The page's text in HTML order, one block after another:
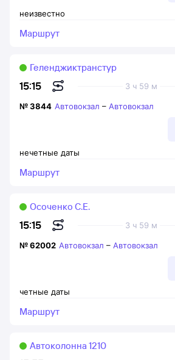
неизвестно
Маршрут
15:15 3 ч 59 м
Геленджиктранстур
нечетные даты
№3844 Автовокзал – Автовокзал
Маршрут
15:15 3 ч 59 м
Осоченко С.Е.
четные даты
№62002 Автовокзал – Автовокзал
Маршрут
Автоколонна 1210